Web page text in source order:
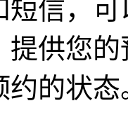
短信，
提供您
约的状态